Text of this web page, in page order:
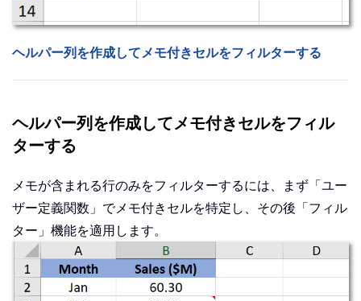
ヘルパー列を作成してメモ付きセルをフィルターする
ヘルパー列を作成してメモ付きセルをフィル
ターする
メモが含まれる行のみをフィルターするには、まず「ユー
ザー定義関数」でメモ付きセルを特定し、その後「フィル
ター」機能を適用します。